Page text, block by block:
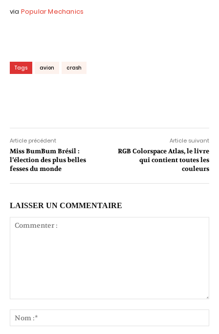
via Popular Mechanics
Tags avion crash
Article précédent
Miss BumBum Brésil :
l’élection des plus belles
fesses du monde
Article suivant
RGB Colorspace Atlas, le livre
qui contient toutes les
couleurs
LAISSER UN COMMENTAIRE
:*